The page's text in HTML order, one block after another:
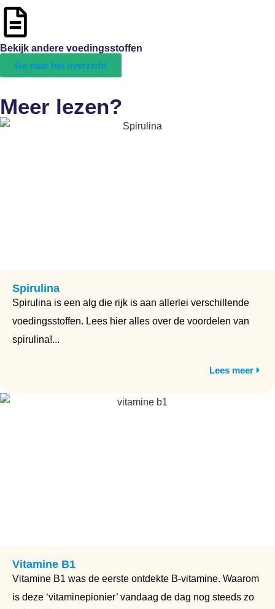
Bekijk andere voedingsstoffen
Ga naar het overzicht
Meer lezen?
Spirulina
Spirulina is een alg die rijk is aan allerlei verschillende
voedingsstoffen. Lees hier alles over de voordelen van
spirulina!...
Lees meer
Vitamine B1
Vitamine B1 was de eerste ontdekte B-vitamine. Waarom
is deze ‘vitaminepionier’ vandaag de dag nog steeds zo